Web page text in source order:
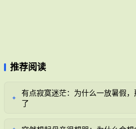
推荐阅读
✦
有点寂寞迷茫：为什么一放暑假
了